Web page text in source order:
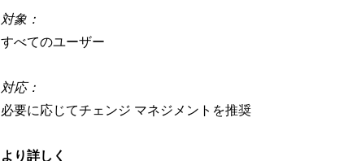
対象：
すべてのユーザー
対応：
必要に応じてチェンジ マネジメントを推奨
より詳しく